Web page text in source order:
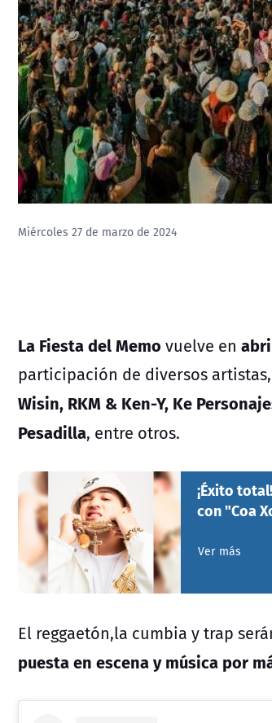
Miércoles 27 de marzo de 2024
La Fiesta del Memo vuelve en
participación de diversos
Wisin, RKM & Ken-Y, Ke
Pesadilla, entre otros.
¡Éxito
con "Coa
Ver más
El reggaetón,la cumbia y trap
puesta en escena y música por